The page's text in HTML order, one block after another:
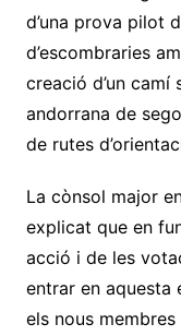
d’una prova pilot
d’escombraries
creació d’un camí
andorrana de
de rutes
La cònsol major
explicat que en
acció i de les
entrar en aquesta
els nous